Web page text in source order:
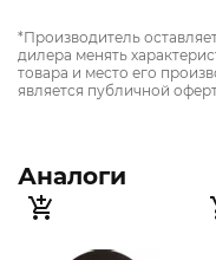
*Производитель
дилера менять
товара и место его
является публичной
Аналоги